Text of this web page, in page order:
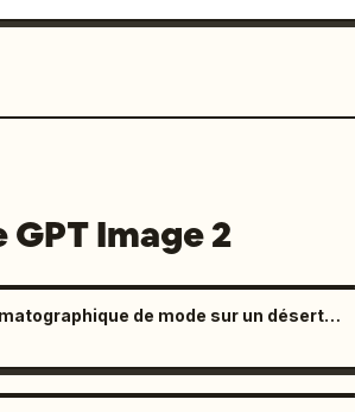
GPT Image 2
Image cinématographique de mode sur un désert de sel à l'ambiance mélancolique